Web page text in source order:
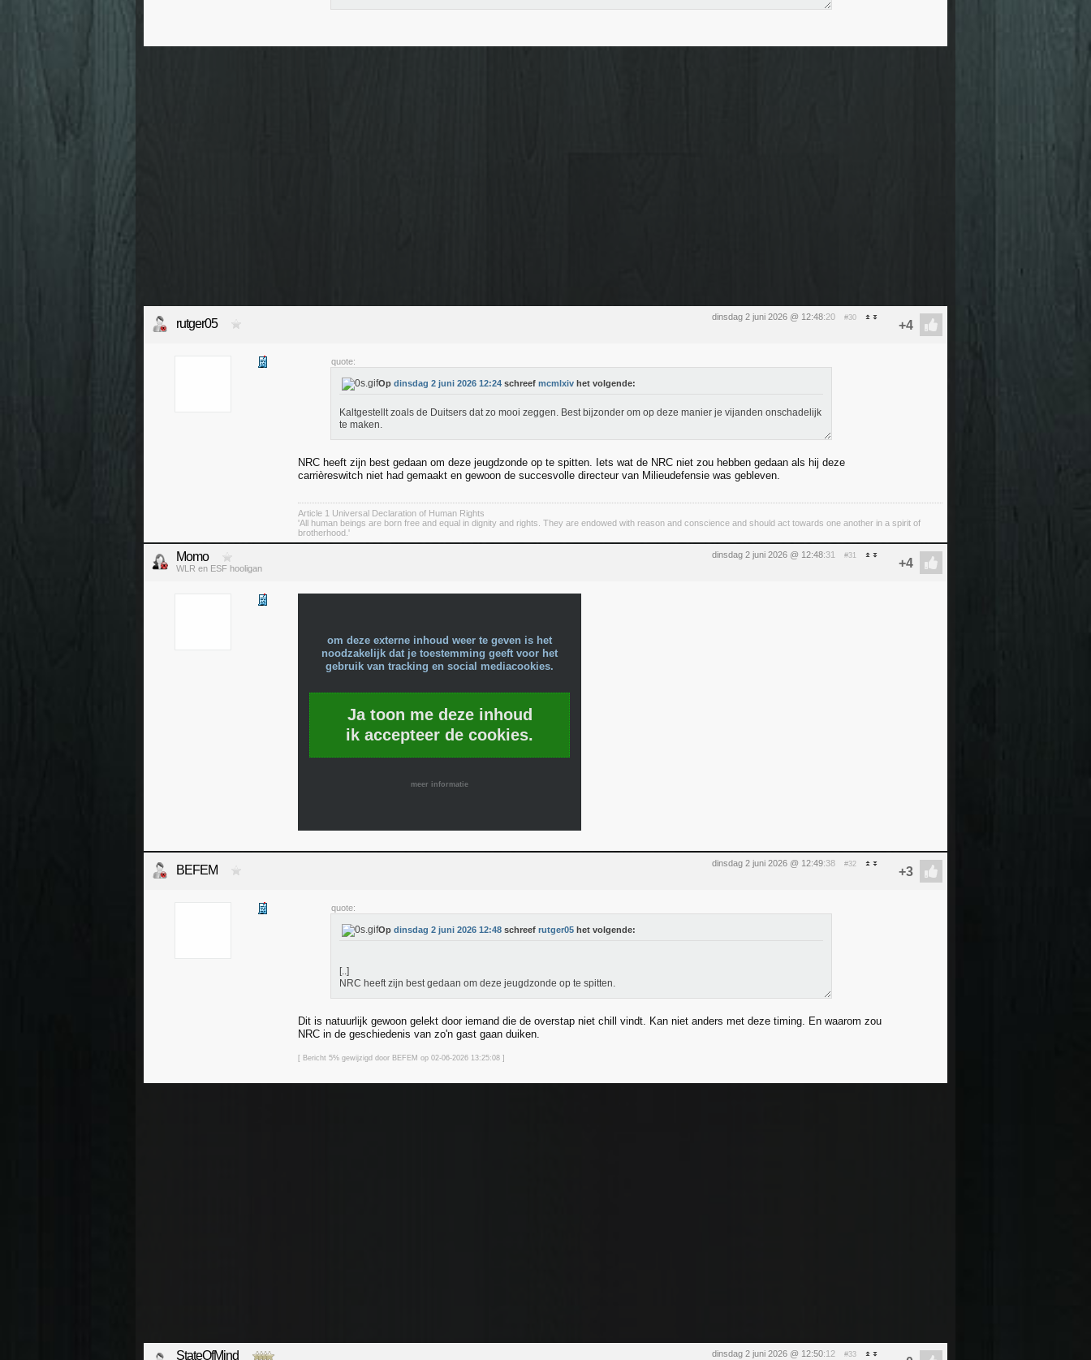
dinsdag 2 juni 2026 @ 12:48:20 #30
rutger05
quote:
Op dinsdag 2 juni 2026 12:24 schreef mcmlxiv het volgende:
Kaltgestellt zoals de Duitsers dat zo mooi zeggen. Best bijzonder om op deze manier je vijanden onschadelijk
te maken.
NRC heeft zijn best gedaan om deze jeugdzonde op te spitten. Iets wat de NRC niet zou hebben gedaan als hij deze
carrièreswitch niet had gemaakt en gewoon de succesvolle directeur van Milieudefensie was gebleven.
Article 1 Universal Declaration of Human Rights
'All human beings are born free and equal in dignity and rights. They are endowed with reason and conscience and should act towards one another in a spirit of
brotherhood.'
dinsdag 2 juni 2026 @ 12:48:31 #31
Momo
WLR en ESF hooligan
om deze externe inhoud weer te geven is het
noodzakelijk dat je toestemming geeft voor het
gebruik van tracking en social mediacookies.
Ja toon me deze inhoud
ik accepteer de cookies.
meer informatie
dinsdag 2 juni 2026 @ 12:49:38 #32
BEFEM
quote:
Op dinsdag 2 juni 2026 12:48 schreef rutger05 het volgende:
[..]
NRC heeft zijn best gedaan om deze jeugdzonde op te spitten.
Dit is natuurlijk gewoon gelekt door iemand die de overstap niet chill vindt. Kan niet anders met deze timing. En waarom zou
NRC in de geschiedenis van zo'n gast gaan duiken.
[ Bericht 5% gewijzigd door BEFEM op 02-06-2026 13:25:08 ]
dinsdag 2 juni 2026 @ 12:50:12 #33
StateOfMind